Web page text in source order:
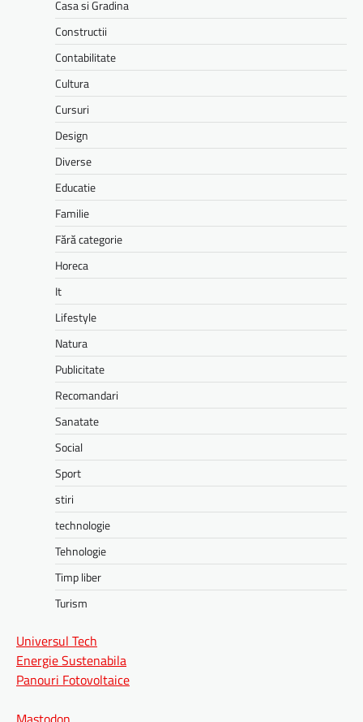
Casa si Gradina
Constructii
Contabilitate
Cultura
Cursuri
Design
Diverse
Educatie
Familie
Fără categorie
Horeca
It
Lifestyle
Natura
Publicitate
Recomandari
Sanatate
Social
Sport
stiri
technologie
Tehnologie
Timp liber
Turism
Universul Tech
Energie Sustenabila
Panouri Fotovoltaice